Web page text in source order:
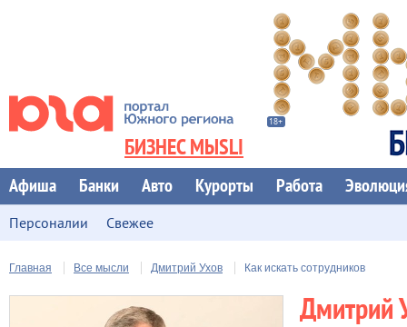
БИЗНЕС МЫSLI
Афиша Банки Авто Курорты Работа
Персоналии Свежее
Главная Все мысли Дмитрий Ухов Как искать сотрудников
Дмитрий